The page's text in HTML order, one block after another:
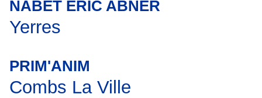
NABET ERIC ABNER
Yerres
PRIM'ANIM
Combs La Ville